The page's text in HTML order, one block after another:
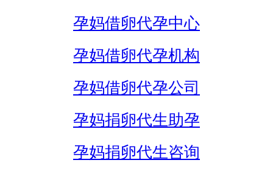
孕妈借卵代孕中心
孕妈借卵代孕机构
孕妈借卵代孕公司
孕妈捐卵代生助孕
孕妈捐卵代生咨询